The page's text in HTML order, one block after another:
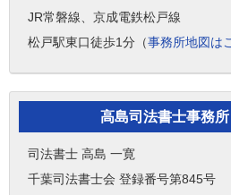
JR常磐線、京成電鉄松戸線
松戸駅東口徒歩1分（事務所地図は
高島司法書士事務所
司法書士 高島 一寛
千葉司法書士会 登録番号第845号